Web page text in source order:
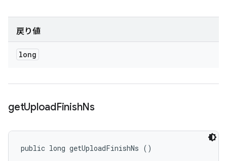
戻り値
long
getUploadFinishNs
public long getUploadFinishNs ()